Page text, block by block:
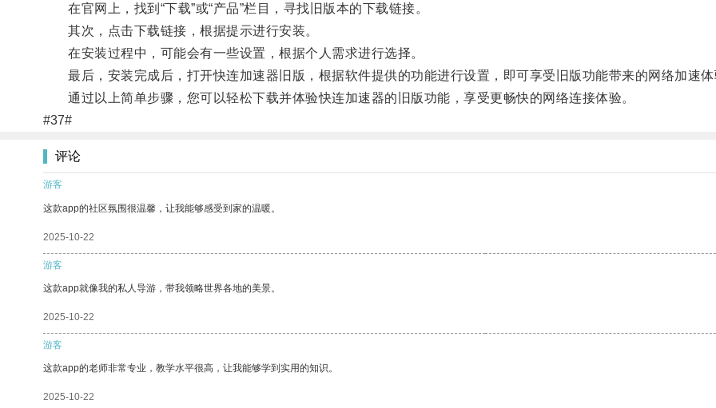
在官网上，找到“下载”或“产品”栏目，寻找旧版本的下载链接。
其次，点击下载链接，根据提示进行安装。
在安装过程中，可能会有一些设置，根据个人需求进行选择。
最后，安装完成后，打开快连加速器旧版，根据软件提供的功能进行设置，即可享受旧版功能带来的网络加速体
通过以上简单步骤，您可以轻松下载并体验快连加速器的旧版功能，享受更畅快的网络连接体验。
#37#
评论
游客
这款app的社区氛围很温馨，让我能够感受到家的温暖。
2025-10-22
游客
这款app就像我的私人导游，带我领略世界各地的美景。
2025-10-22
游客
这款app的老师非常专业，教学水平很高，让我能够学到实用的知识。
2025-10-22